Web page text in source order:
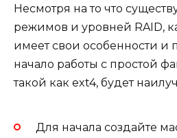
Несмотря на то что
режимов и уровней RAID,
имеет свои особенности и
начало работы с простой
такой как ext4, будет
Для начала создайте